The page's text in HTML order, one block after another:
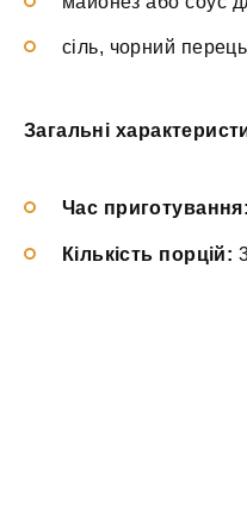
сіль, чорний
Загальні
Час приготування:
Кількість порцій: